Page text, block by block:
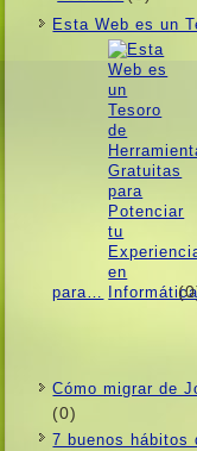
Esta Web es un
para…
Cómo migrar de
(0)
7 buenos hábitos